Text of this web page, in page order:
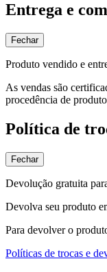
Entrega e
Fechar
Produto vendido e
As vendas são
procedência de
Política de
Fechar
Devolução gratuita
Devolva seu produto
Para devolver o
Políticas de trocas e